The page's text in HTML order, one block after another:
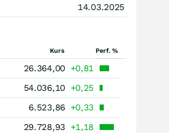
14.03.2025
Kurs Perf. %
26.364,00 +0,81
54.036,10 +0,25
6.523,86 +0,33
29.728,93
+1,18